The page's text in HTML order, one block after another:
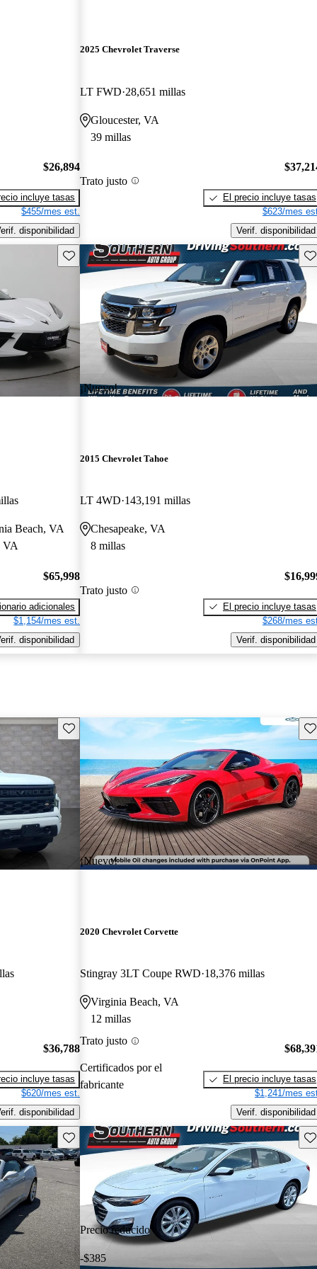
$26,894
incluye tasas
$455/mes est.
disponibilidad
2025 Chevrolet Traverse
LT FWD 28,651 millas
Gloucester, VA
39 millas
Trato justo
El precio incluye tasas
$623/mes
Verif. disponibilidad
Guarda este Aviso
Beach, VA
VA
$65,998
adicionales
$1,154/mes est.
disponibilidad
¡Nuevo!
2015 Chevrolet Tahoe
LT 4WD 143,191 millas
Chesapeake, VA
8 millas
Trato justo
El precio incluye tasas
$268/mes
Verif. disponibilidad
Guarda este Aviso
$36,788
incluye tasas
$620/mes est.
disponibilidad
¡Nuevo!
2020 Chevrolet Corvette
Stingray 3LT Coupe RWD 18,376 millas
Virginia Beach, VA
12 millas
Trato justo
Certificados por el
fabricante
El precio incluye tasas
$1,241/mes
Verif. disponibilidad
Guarda este Aviso
Precio reducido
-$385